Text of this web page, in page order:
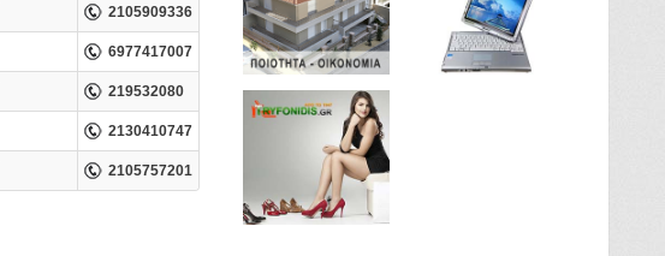
2105909336
6977417007
219532080
2130410747
2105757201